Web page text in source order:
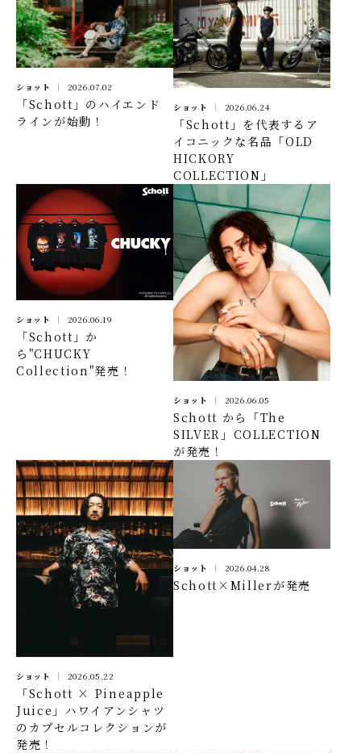
ショット 2026.07.02
「Schott」のハイエンド
ラインが始動！
ショット 2026.06.24
「Schott」を代表するア
イコニックな名品「OLD
HICKORY
COLLECTION」
ショット 2026.06.19
「Schott」か
ら"CHUCKY
Collection"発売！
ショット 2026.06.05
Schott から「The
SILVER」COLLECTION
が発売！
ショット 2026.05.22
「Schott × Pineapple
Juice」ハワイアンシャツ
のカプセルコレクションが
発売！
ショット 2026.04.28
Schott×Millerが発売